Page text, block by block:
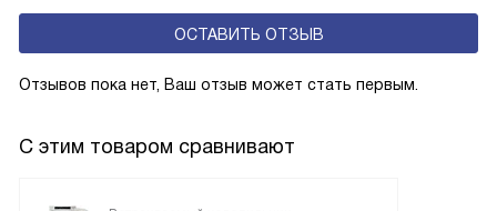
эксплуатацию и чаще всего оснащены нулевой зоной
свежести BioFresh 0°C. Они встречаются в сериях Plus,
ОСТАВИТЬ ОТЗЫВ
Отзывов пока нет, Ваш отзыв может стать первым.
С этим товаром сравнивают